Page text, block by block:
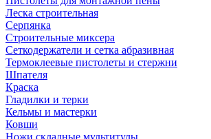
Леска строительная
Серпянка
Строительные миксера
Сеткодержатели и сетка абразивная
Термоклеевые пистолеты и стержни
Шпателя
Краска
Гладилки и терки
Кельмы и мастерки
Ковши
Ножи складные мультитулы